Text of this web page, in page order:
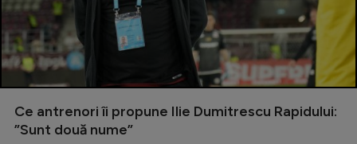
JO 2026
Intră în cont
Ce antrenori îi propune Ilie Dumitrescu Rapidului:
”Sunt două nume”